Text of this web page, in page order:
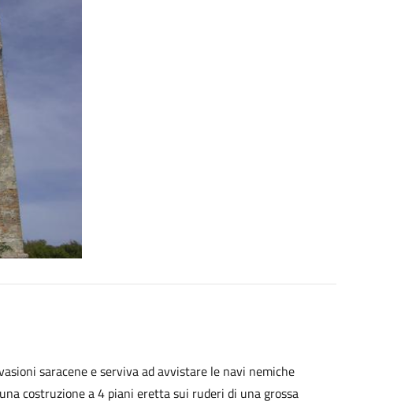
saracene e serviva ad avvistare le navi nemiche
costruzione a 4 piani eretta sui ruderi di una grossa